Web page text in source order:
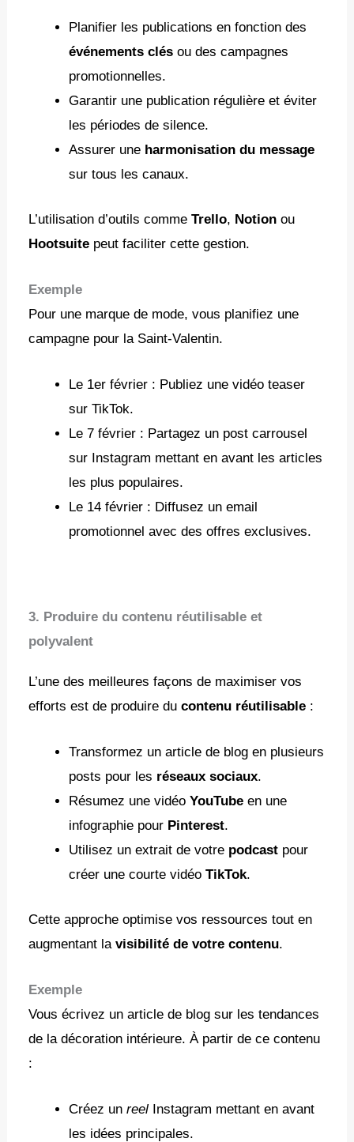
Planifier les publications en fonction des
événements clés ou des campagnes
promotionnelles.
Garantir une publication régulière et éviter
les périodes de silence.
Assurer une harmonisation du message
sur tous les canaux.
L’utilisation d’outils commeTrello, Notion ou
Hootsuite peut faciliter cette gestion.
Exemple
Pour une marque de mode, vous planifiez une
campagne pour la Saint-Valentin.
Le 1er février : Publiez une vidéo teaser
sur TikTok.
Le 7 février : Partagez un post carrousel
sur Instagram mettant en avant les articles
les plus populaires.
Le 14 février : Diffusez un email
promotionnel avec des offres exclusives.
3. Produire du contenu réutilisable et
polyvalent
L’une des meilleures façons de maximiser vos
efforts est de produire ducontenu réutilisable :
Transformez un article de blog en plusieurs
posts pour les réseaux sociaux.
Résumez une vidéoYouTube en une
infographie pour Pinterest.
Utilisez un extrait de votre podcast pour
créer une courte vidéoTikTok.
Cette approche optimise vos ressources tout en
augmentant lavisibilité de votre contenu.
Exemple
Vous écrivez un article de blog sur les tendances
de la décoration intérieure. À partir de ce contenu
:
Créez unreel Instagram mettant en avant
les idées principales.